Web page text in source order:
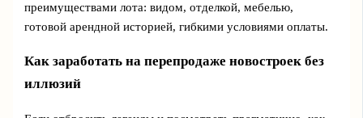
преимуществами лота: видом, отделкой, мебелью,
готовой арендной историей, гибкими условиями оплаты.
Как заработать на перепродаже новостроек без
иллюзий